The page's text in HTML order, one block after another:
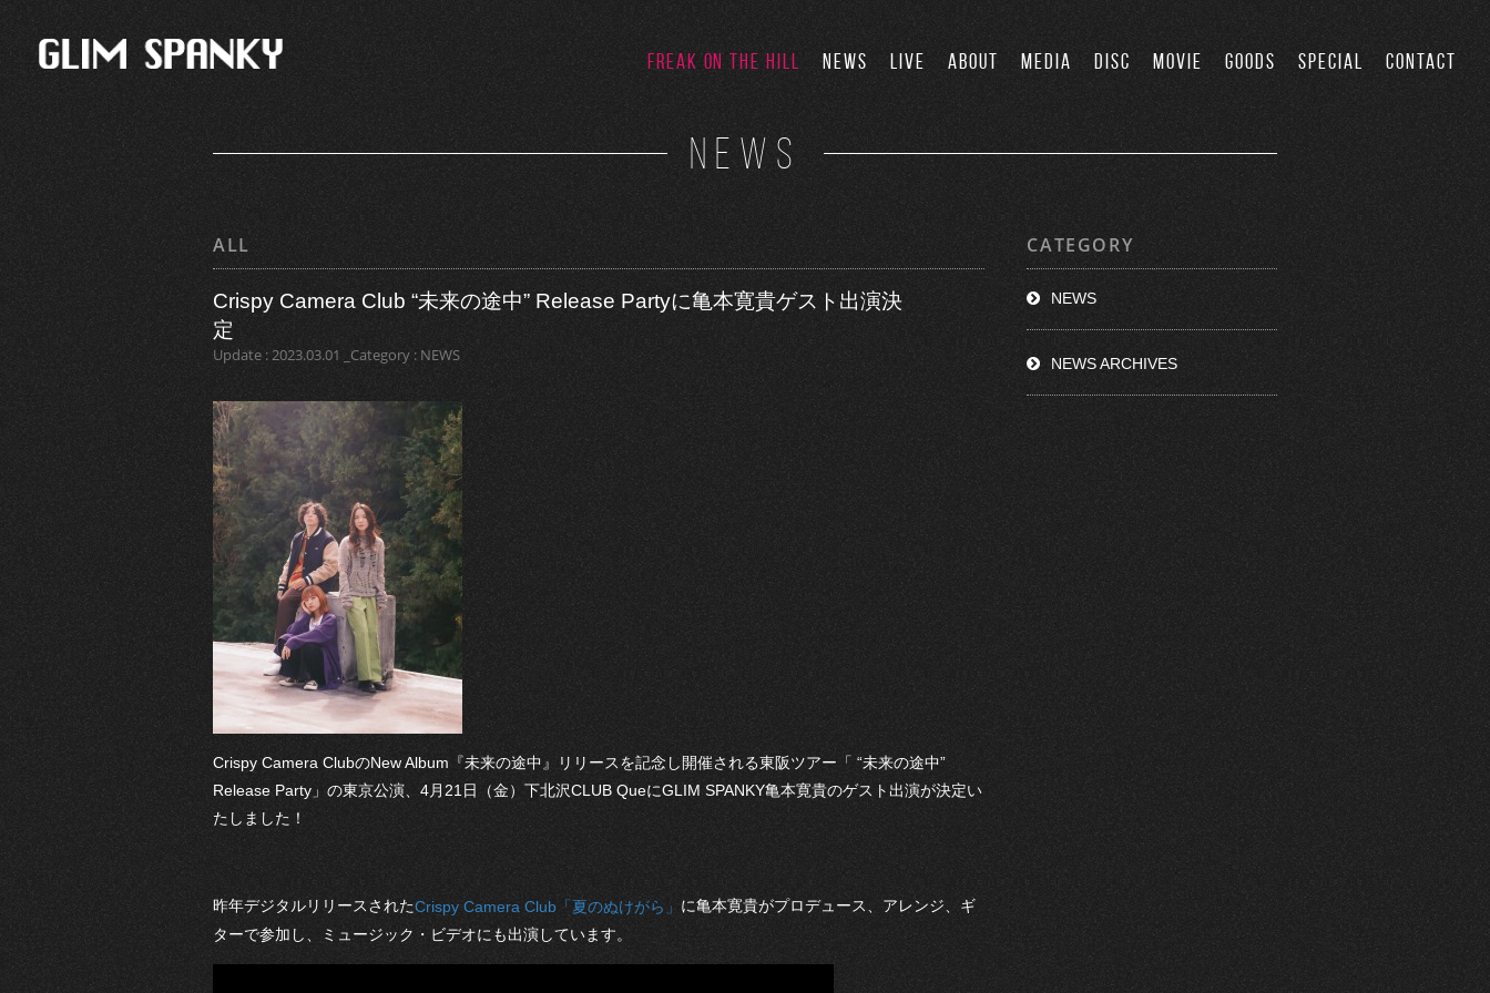
FREAK ON THE HILL NEWS LIVE ABOUT MEDIA DISC MOVIE GOODS SPECIAL CONTACT
NEWS
ALL
Crispy Camera Club “未来の途中” Release Partyに亀本寛貴ゲスト出演決
定
Update : 2023.03.01 _Category : NEWS
Crispy Camera ClubのNew Album『未来の途中』リリースを記念し開催される東阪ツアー「 “未来の途中”
Release Party」の東京公演、4月21日（金）下北沢CLUB QueにGLIM SPANKY亀本寛貴のゲスト出演が決定い
たしました！
昨年デジタルリリースされたCrispy Camera Club「夏のぬけがら」 に亀本寛貴がプロデュース、アレンジ、ギ
ターで参加し、ミュージック・ビデオにも出演しています。
CATEGORY
NEWS
NEWS ARCHIVES